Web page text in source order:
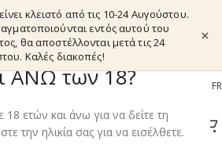
ΑΝΩ των 18?
18 ετών και άνω για να δείτε τη
την ηλικία σας για να εισέλθετε.
κλειστό από τις 10-24 Αυγούστου.
εντός αυτού του
θα αποστέλλονται μετά τις 24
Καλές διακοπές!
×
EL FR